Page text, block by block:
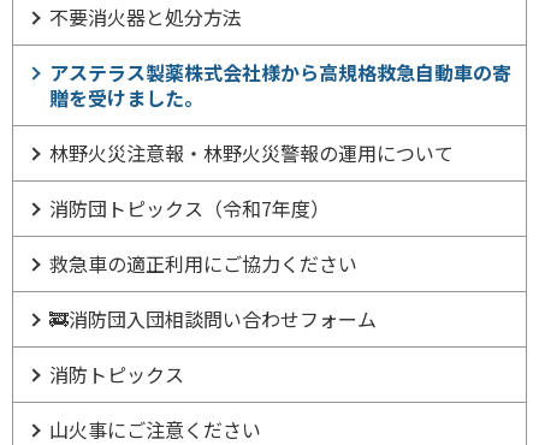
不要消火器と処分方法
アステラス製薬株式会社様から高規格救急自動車の寄
贈を受けました。
林野火災注意報・林野火災警報の運用について
消防団トピックス（令和7年度）
救急車の適正利用にご協力ください
🚒消防団入団相談問い合わせフォーム
消防トピックス
山火事にご注意ください